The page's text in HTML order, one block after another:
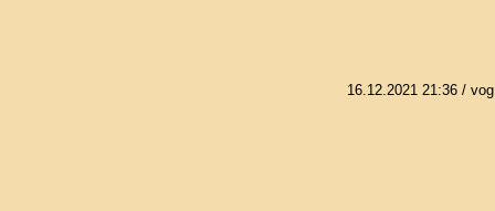
16.12.2021 21:36/ vog